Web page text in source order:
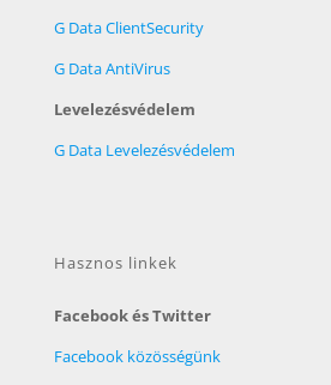
G Data ClientSecurity
G Data AntiVirus
Levelezésvédelem
G Data Levelezésvédelem
Hasznos linkek
Facebook és Twitter
Facebook közösségünk